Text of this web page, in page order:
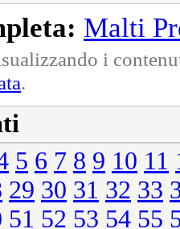
Malti
i
.
5 6 7 8 9 10 11
29 30 31 32 33
51 52 53 54 55